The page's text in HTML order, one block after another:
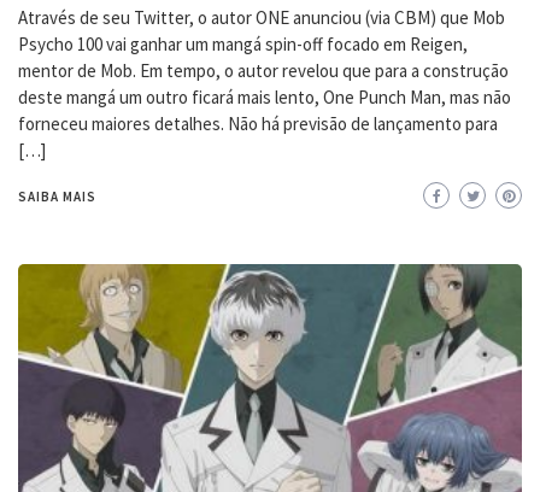
Através de seu Twitter, o autor ONE anunciou (via CBM) que Mob
Psycho 100 vai ganhar um mangá spin-off focado em Reigen,
mentor de Mob. Em tempo, o autor revelou que para a construção
deste mangá um outro ficará mais lento, One Punch Man, mas não
forneceu maiores detalhes. Não há previsão de lançamento para
[…]
SAIBA MAIS